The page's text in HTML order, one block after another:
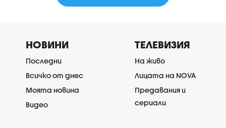
НОВИНИ
Последни
Всичко от днес
Моята новина
Видео
ТЕЛЕВИЗИЯ
На живо
Лицата на NOVA
Предавания и
сериали